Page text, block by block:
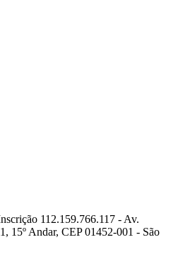
112.159.766.117 - Av.
15º Andar, CEP 01452-001 - São